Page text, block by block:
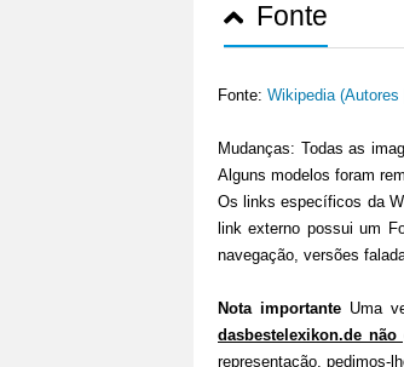
Fonte
Fonte: Wikipedia (Autores
Mudanças: Todas as
Alguns modelos foram
Os links específicos da
link externo possui um
navegação, versões
Nota importanteUma
dasbestelexikon.de
representação, pedimos-